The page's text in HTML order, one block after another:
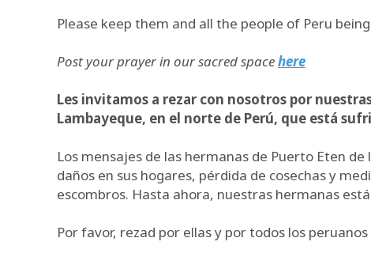
Please keep them and all the people of Peru
Post your prayer in our sacred spacehere
Les invitamos a rezar con nosotros por
Lambayeque, en el norte de Perú, que está
Los mensajes de las hermanas de Puerto Eten
daños en sus hogares, pérdida de cosechas y
escombros. Hasta ahora, nuestras hermanas
Por favor, rezad por ellas y por todos los